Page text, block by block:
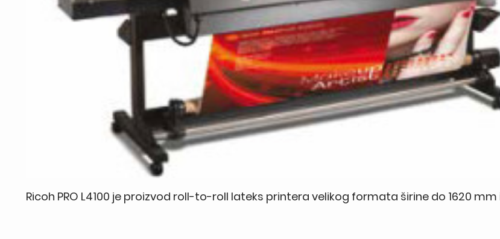
Ricoh PRO L4100 je proizvod roll-to-roll lateks printera velikog formata širine do 1620 mm